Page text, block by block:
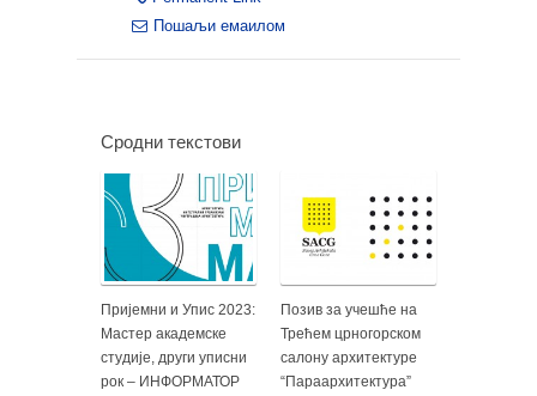
Пошаљи емаилом
Сродни текстови
Пријемни и Упис 2023:
Мастер академске
студије, други уписни
рок – ИНФОРМАТОР
Позив за учешће на
Трећем црногорском
салону архитектуре
“Параархитектура”